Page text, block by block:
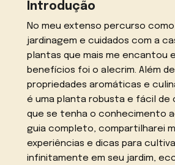
Introdução
No meu extenso percurso
jardinagem e cuidados com a
plantas que mais me encantou
benefícios foi o alecrim. Além
propriedades aromáticas e
é uma planta robusta e fácil de
que se tenha o conhecimento
guia completo, compartilharei
experiências e dicas para
infinitamente em seu jardim,